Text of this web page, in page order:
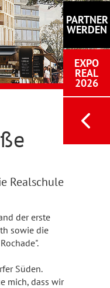
PARTNER
WERDEN
EXPO
REAL
2026
Realschule
der erste
sowie die
Süden.
mich, dass wir